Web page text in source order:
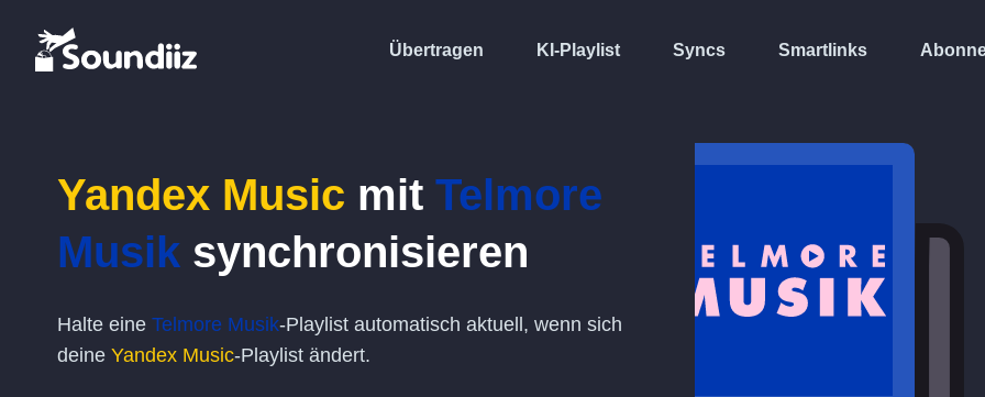
Übertragen KI-Playlist Syncs Smartlinks
Yandex Music mit Telmore
Musik synchronisieren
Halte eine Telmore Musik-Playlist automatisch aktuell, wenn sich
deine Yandex Music-Playlist ändert.